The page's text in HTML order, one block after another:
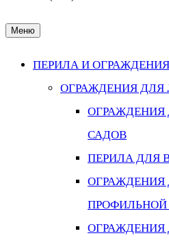
Меню
ПЕРИЛА И ОГРАЖДЕНИЯ
ОГРАЖДЕНИЯ ДЛЯ
ОГРАЖДЕНИЯ
САДОВ
ПЕРИЛА ДЛЯ
ОГРАЖДЕНИЯ
ПРОФИЛЬНОЙ